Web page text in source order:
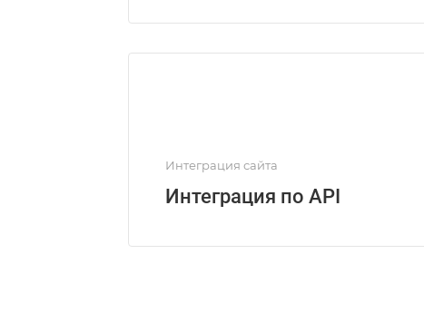
Интеграция сайта
Интеграция по API